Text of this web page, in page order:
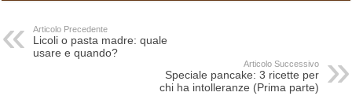
Articolo Precedente
Licoli o pasta madre: quale
usare e quando?
Articolo Successivo
Speciale pancake: 3 ricette per
chi ha intolleranze (Prima parte)